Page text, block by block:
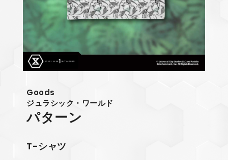
Goods
ジュラシック・ワールド
パターン
T-シャツ